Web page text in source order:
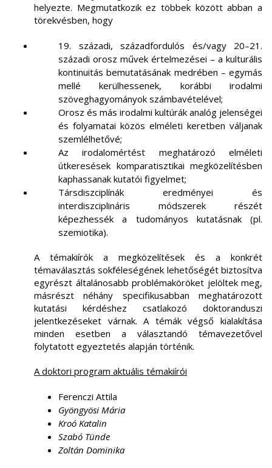
helyezte. Megmutatkozik ez többek között abban a
törekvésben, hogy
19. századi, századfordulós és/vagy 20–21.
századi orosz művek értelmezései – a kulturális
kontinuitás bemutatásának medrében – egymás
mellé kerülhessenek, korábbi irodalmi
szöveghagyományok számbavételével;
Orosz és más irodalmi kultúrák analóg jelenségei
és folyamatai közös elméleti keretben váljanak
szemlélhetővé;
Az irodalomértést meghatározó elméleti
útkeresések komparatisztikai megközelítésben
kaphassanak kutatói figyelmet;
Társdiszciplínák eredményei és
interdiszciplináris módszerek részét
képezhessék a tudományos kutatásnak (pl.
szemiotika).
A témakiírók a megközelítések és a konkrét
témaválasztás sokféleségének lehetőségét biztosítva
egyrészt általánosabb problémaköröket jelöltek meg,
másrészt néhány specifikusabban meghatározott
kutatási kérdéshez csatlakozó doktoranduszi
jelentkezéseket várnak. A témák végső kialakítása
minden esetben a választandó témavezetővel
folytatott egyeztetés alapján történik.
A doktori program aktuális témakiírói
Ferenczi Attila
Gyöngyösi Mária
Kroó Katalin
Szabó Tünde
Zoltán Dominika